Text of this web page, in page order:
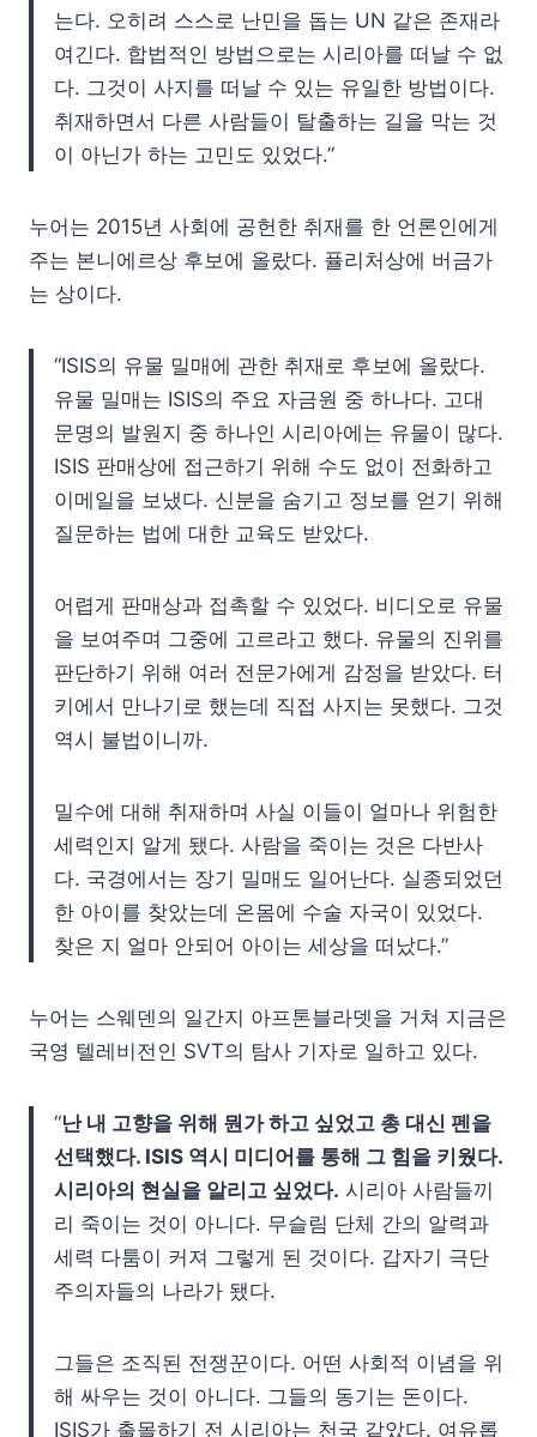
는다. 오히려 스스로 난민을 돕는 UN 같은 존재라
여긴다. 합법적인 방법으로는 시리아를 떠날 수 없
다. 그것이 사지를 떠날 수 있는 유일한 방법이다.
취재하면서 다른 사람들이 탈출하는 길을 막는 것
이 아닌가 하는 고민도 있었다.”
누어는 2015년 사회에 공헌한 취재를 한 언론인에게
주는 본니에르상 후보에 올랐다. 퓰리처상에 버금가
는 상이다.
“ISIS의 유물 밀매에 관한 취재로 후보에 올랐다.
유물 밀매는 ISIS의 주요 자금원 중 하나다. 고대
문명의 발원지 중 하나인 시리아에는 유물이 많다.
ISIS 판매상에 접근하기 위해 수도 없이 전화하고
이메일을 보냈다. 신분을 숨기고 정보를 얻기 위해
질문하는 법에 대한 교육도 받았다.
어렵게 판매상과 접촉할 수 있었다. 비디오로 유물
을 보여주며 그중에 고르라고 했다. 유물의 진위를
판단하기 위해 여러 전문가에게 감정을 받았다. 터
키에서 만나기로 했는데 직접 사지는 못했다. 그것
역시 불법이니까.
밀수에 대해 취재하며 사실 이들이 얼마나 위험한
세력인지 알게 됐다. 사람을 죽이는 것은 다반사
다. 국경에서는 장기 밀매도 일어난다. 실종되었던
한 아이를 찾았는데 온몸에 수술 자국이 있었다.
찾은 지 얼마 안되어 아이는 세상을 떠났다.”
누어는 스웨덴의 일간지 아프톤블라뎃을 거쳐 지금은
국영 텔레비전인 SVT의 탐사 기자로 일하고 있다.
“난 내 고향을 위해 뭔가 하고 싶었고 총 대신 펜을
선택했다. ISIS 역시 미디어를 통해 그 힘을 키웠다.
시리아의 현실을 알리고 싶었다. 시리아 사람들끼
리 죽이는 것이 아니다. 무슬림 단체 간의 알력과
세력 다툼이 커져 그렇게 된 것이다. 갑자기 극단
주의자들의 나라가 됐다.
그들은 조직된 전쟁꾼이다. 어떤 사회적 이념을 위
해 싸우는 것이 아니다. 그들의 동기는 돈이다.
ISIS가 출몰하기 전 시리아는 천국 같았다. 여유롭